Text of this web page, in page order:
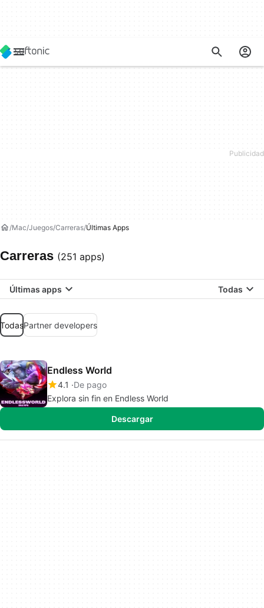
Mac Juegos Carreras Últimas Apps
Carreras (251 apps)
Últimas apps Todas
TodasPartner developers
Endless World
4.1
De pago
Explora sin fin en Endless World
Descargar